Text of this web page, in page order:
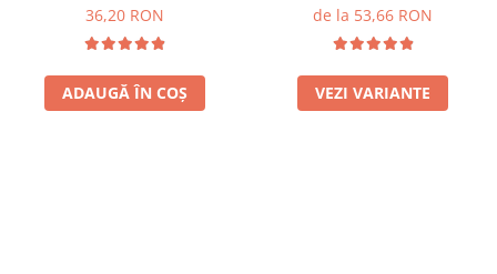
36,20 RON
ADAUGĂ ÎN COȘ
de la 53,66 RON
VEZI VARIANTE